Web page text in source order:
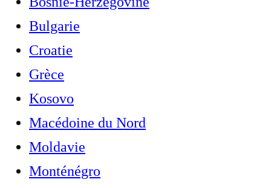
Bulgarie
Croatie
Grèce
Kosovo
Macédoine du Nord
Moldavie
Monténégro